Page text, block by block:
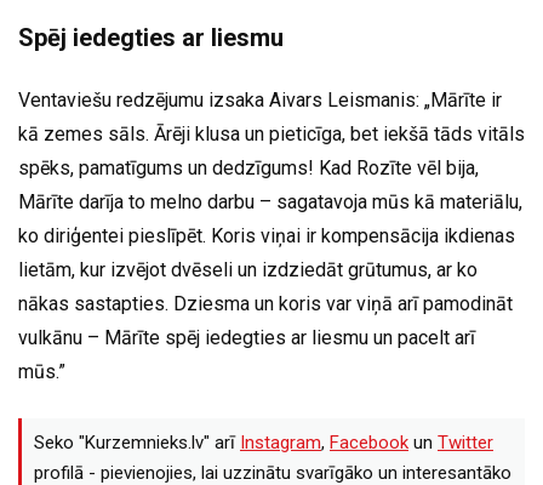
Spēj iedegties ar liesmu
Ventaviešu redzējumu izsaka Aivars Leismanis: „Mārīte ir
kā zemes sāls. Ārēji klusa un pieticīga, bet iekšā tāds vitāls
spēks, pamatīgums un dedzīgums! Kad Rozīte vēl bija,
Mārīte darīja to melno darbu – sagatavoja mūs kā materiālu,
ko diriģentei pieslīpēt. Koris viņai ir kompensācija ikdienas
lietām, kur izvējot dvēseli un izdziedāt grūtumus, ar ko
nākas sastapties. Dziesma un koris var viņā arī pamodināt
vulkānu – Mārīte spēj iedegties ar liesmu un pacelt arī
mūs.”
Seko "Kurzemnieks.lv" arī Instagram, Facebook un Twitter
profilā - pievienojies, lai uzzinātu svarīgāko un interesantāko